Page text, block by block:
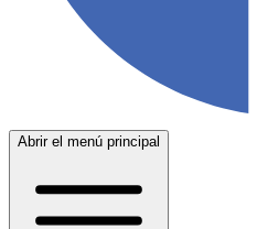
Abrir el menú principal